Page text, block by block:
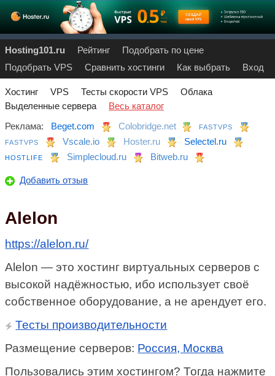
Hosting101.ru Рейтинг
Подобрать по цене
Подобрать VPS
Сравнить хостинги Как выбрать Вход
Хостинг VPS Тесты скорости VPS
Облака
Выделенные сервера
Весь каталог
Реклама:
Beget.com Colobridge.net FASTVPS
FASTVPS Vscale.io Hoster.ru Selectel.ru
HOSTLIFE Simplecloud.ru Bitweb.ru
Добавить отзыв
Alelon
https://alelon.ru/
Alelon — это хостинг виртуальных серверов с
высокой надёжностью, ибо использует своё
собственное оборудование, а не арендует его.
Тесты производительности
Размещение серверов: Россия, Москва
Пользовались этим хостингом? Тогда нажмите